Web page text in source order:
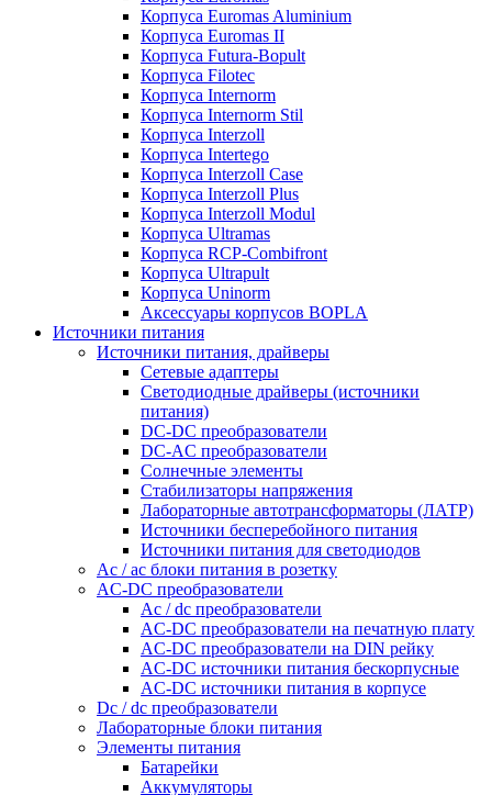
Корпуса Euromas Aluminium
Корпуса Euromas II
Корпуса Futura-Bopult
Корпуса Filotec
Корпуса Internorm
Корпуса Internorm Stil
Корпуса Interzoll
Корпуса Intertego
Корпуса Interzoll Case
Корпуса Interzoll Plus
Корпуса Interzoll Modul
Корпуса Ultramas
Корпуса RCP-Combifront
Корпуса Ultrapult
Корпуса Uninorm
Аксессуары корпусов BOPLA
Источники питания
Источники питания, драйверы
Сетевые адаптеры
Светодиодные драйверы (источники
питания)
DC-DC преобразователи
DC-AC преобразователи
Солнечные элементы
Стабилизаторы напряжения
Лабораторные автотрансформаторы (ЛАТР)
Источники бесперебойного питания
Источники питания для светодиодов
Ac / ac блоки питания в розетку
AC-DC преобразователи
Ac / dc преобразователи
AC-DC преобразователи на печатную плату
AC-DC преобразователи на DIN рейку
AC-DC источники питания бескорпусные
AC-DC источники питания в корпусе
Dc / dc преобразователи
Лабораторные блоки питания
Элементы питания
Батарейки
Аккумуляторы